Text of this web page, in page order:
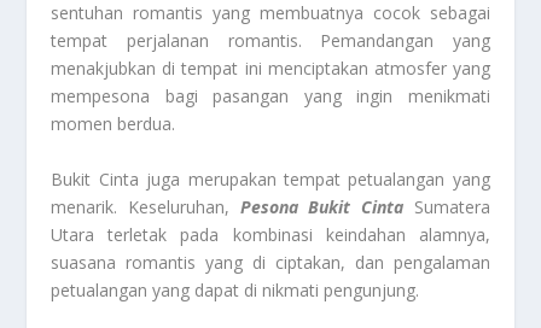
sentuhan romantis yang membuatnya cocok sebagai
tempat perjalanan romantis. Pemandangan yang
menakjubkan di tempat ini menciptakan atmosfer yang
mempesona bagi pasangan yang ingin menikmati
momen berdua.
Bukit Cinta juga merupakan tempat petualangan yang
menarik. Keseluruhan, Pesona Bukit CintaSumatera
Utara terletak pada kombinasi keindahan alamnya,
suasana romantis yang di ciptakan, dan pengalaman
petualangan yang dapat di nikmati pengunjung.